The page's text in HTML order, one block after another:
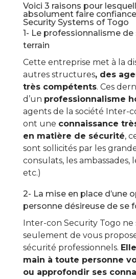
Voici 3 raisons pour
absolument faire
Security Systems of Togo
1- Le professionnalisme
terrain
Cette entreprise met à la
autres structures, des
très compétents. Ces
d’un professionnalisme
agents de la société Inter-
ont une connaissance
en matière de sécurité,
sont sollicités par les
consulats, les ambassades,
etc.)
2- La mise en place d’une
personne désireuse de se
Inter-con Security Togo ne
seulement de vous
sécurité professionnels.
main à toute personne
ou approfondir ses